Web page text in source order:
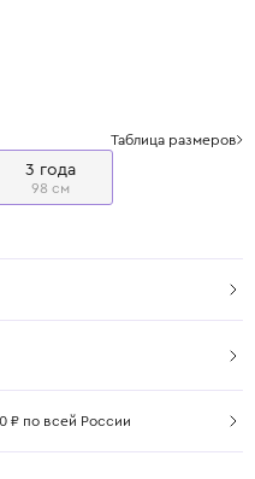
Таблица размеров
3 года
98 см
₽ по всей России